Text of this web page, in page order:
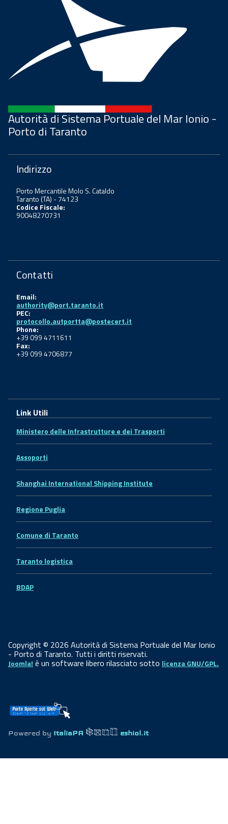
Autorità di Sistema Portuale del Mar Ionio -
Porto di Taranto
Indirizzo
Porto Mercantile Molo S. Cataldo
Taranto (TA) - 74123
Codice Fiscale:
90048270731
Contatti
Email:
authority@port.taranto.it
PEC:
protocollo.autportta@postecert.it
Phone:
+39 099 4711611
Fax:
+39 099 4706877
Link Utili
Ministero delle Infrastrutture e dei Trasporti
Assoporti
Shanghai International Shipping Institute
Regione Puglia
Comune di Taranto
Taranto logistica
BDAP
Copyright © 2026 Autorità di Sistema Portuale del Mar Ionio
- Porto di Taranto. Tutti i diritti riservati.
Joomla! è un software libero rilasciato sotto licenza GNU/GPL.
Powered by ItaliaPA eshiol.it